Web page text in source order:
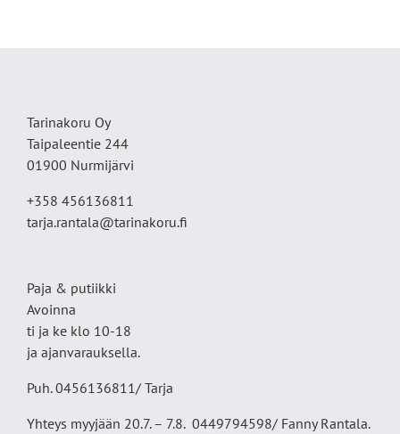
Tarinakoru Oy
Taipaleentie 244
01900 Nurmijärvi
+358 456136811
tarja.rantala@tarinakoru.fi
Paja & putiikki
Avoinna
ti ja ke klo 10-18
ja ajanvarauksella.
Puh. 0456136811/ Tarja
Yhteys myyjään 20.7. – 7.8. 0449794598/ Fanny Rantala.